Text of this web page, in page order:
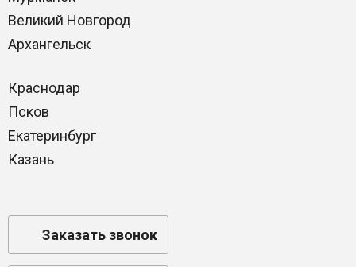
Великий Новгород
Архангельск
Краснодар
Псков
Екатеринбург
Казань
Заказать звонок